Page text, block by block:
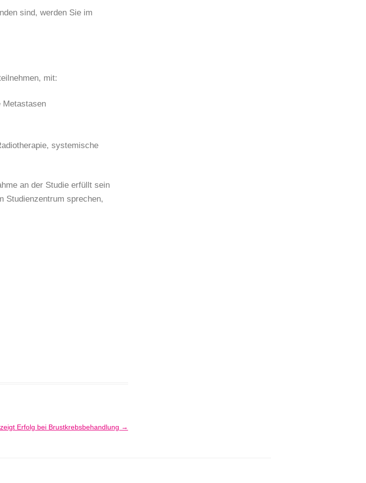
sind, werden Sie im
mit:
Metastasen
systemische
an der Studie erfüllt sein
Studienzentrum sprechen,
Erfolg bei Brustkrebsbehandlung →